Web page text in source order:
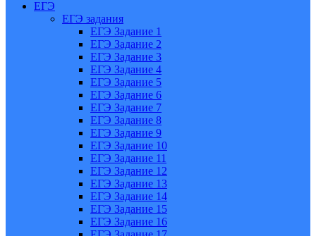
ЕГЭ
ЕГЭ задания
ЕГЭ Задание 1
ЕГЭ Задание 2
ЕГЭ Задание 3
ЕГЭ Задание 4
ЕГЭ Задание 5
ЕГЭ Задание 6
ЕГЭ Задание 7
ЕГЭ Задание 8
ЕГЭ Задание 9
ЕГЭ Задание 10
ЕГЭ Задание 11
ЕГЭ Задание 12
ЕГЭ Задание 13
ЕГЭ Задание 14
ЕГЭ Задание 15
ЕГЭ Задание 16